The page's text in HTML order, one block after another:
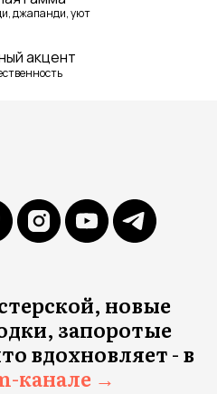
акцент
джапанди, уют
новые
запоротые
вдохновляет - в
канале →